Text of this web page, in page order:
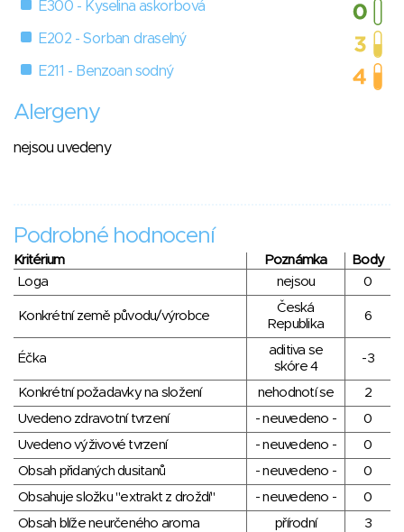
E300 - Kyselina askorbová
E202 - Sorban draselný
E211 - Benzoan sodný
Alergeny
nejsou uvedeny
Podrobné hodnocení
Kritérium Poznámka
Body
Loga
nejsou 0
Konkrétní země původu/výrobce
Česká
Republika
6
Éčka
aditiva se
skóre 4
-3
Konkrétní požadavky na složení nehodnotí se
2
Uvedeno zdravotní tvrzení
- neuvedeno -
0
Uvedeno výživové tvrzení
- neuvedeno -
0
Obsah přidaných dusitanů
- neuvedeno -
0
Obsahuje složku "extrakt z droždí"
- neuvedeno -
0
Obsah blíže neurčeného aroma
přírodní
3